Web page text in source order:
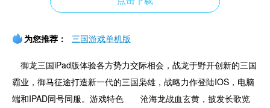
为您推荐： 三国游戏单机版
御龙三国iPad版体验各方势力交际相会，战龙于野开创新的三国
霸业，御马征途打造新一代的三国枭雄，战略力作登陆IOS，电脑
端和IPAD同号同服。游戏特色 沧海龙战血玄黄，披发长歌览